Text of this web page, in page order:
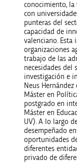
conocimiento,
con
punteras del
capacidad de
valenciano. Esta
organizaciones
trabajo de las
necesidades del
investigación e
Neus
Máster en
postgrado en
Máster en
UV). A lo largo
desempeñado
oportunidades
diferentes
privado de